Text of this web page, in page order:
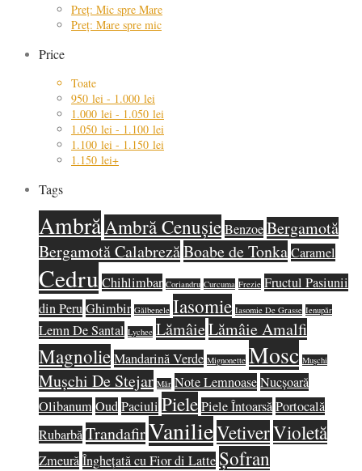
Preț: Mic spre Mare
Preț: Mare spre mic
Price
Toate
950 lei - 1.000 lei
1.000 lei - 1.050 lei
1.050 lei - 1.100 lei
1.100 lei - 1.150 lei
1.150 lei+
Tags
AmbrăAmbră CenușieBenzoeBergamotă
Bergamotă CalabrezăBoabe de TonkaCaramel
Cedru Chihlimbar Coriandru Curcuma Frezie Fructul Pasiunii
din PeruGhimbir Gălbenele Iasomie Iasomie De Grasse Ienupăr
Lemn De Santal Lychee LămâieLămâie Amalfi
MagnolieMandarină Verde Mignonette Mosc Mușchi
Mușchi De Stejar Măr Note LemnoaseNucșoară
OlibanumOudPaciuli PielePiele ÎntoarsăPortocală
RubarbăTrandafirVanilieVetiverVioletă
ZmeurăÎnghețată cu Fior di Latte Șofran